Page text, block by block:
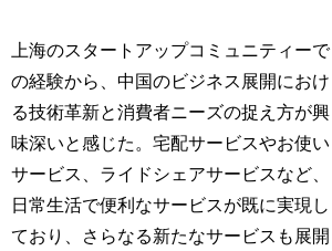
上海のスタートアップコミュニティーで
の経験から、中国のビジネス展開におけ
る技術革新と消費者ニーズの捉え方が興
味深いと感じた。宅配サービスやお使い
サービス、ライドシェアサービスなど、
日常生活で便利なサービスが既に実現し
ており、さらなる新たなサービスも展開